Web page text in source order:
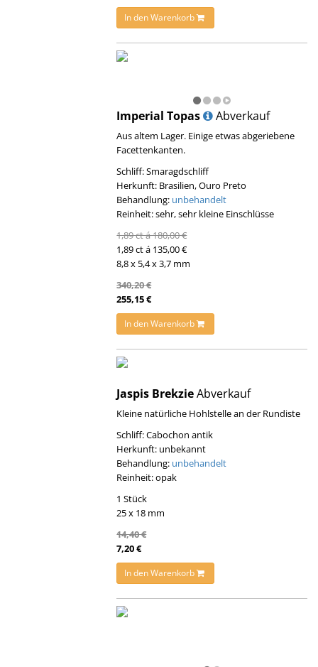
In den Warenkorb
Imperial Topas Abverkauf
Aus altem Lager. Einige etwas abgeriebene
Facettenkanten.
Schliff: Smaragdschliff
Herkunft: Brasilien, Ouro Preto
Behandlung: unbehandelt
Reinheit: sehr, sehr kleine Einschlüsse
1,89 ct á 180,00 €
1,89 ct á 135,00 €
8,8 x 5,4 x 3,7 mm
340,20 €
255,15 €
In den Warenkorb
Jaspis BrekzieAbverkauf
Kleine natürliche Hohlstelle an der Rundiste
Schliff: Cabochon antik
Herkunft: unbekannt
Behandlung: unbehandelt
Reinheit: opak
1 Stück
25 x 18 mm
14,40 €
7,20 €
In den Warenkorb